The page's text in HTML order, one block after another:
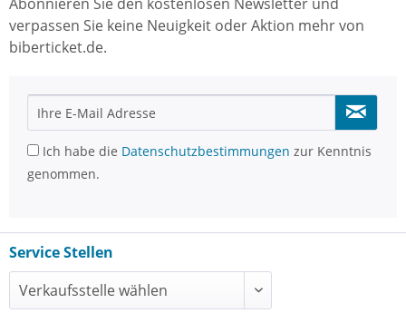
verpassen Sie keine Neuigkeit oder Aktion mehr von
biberticket.de.
Ich habe die Datenschutzbestimmungen zur Kenntnis
genommen.
Service Stellen